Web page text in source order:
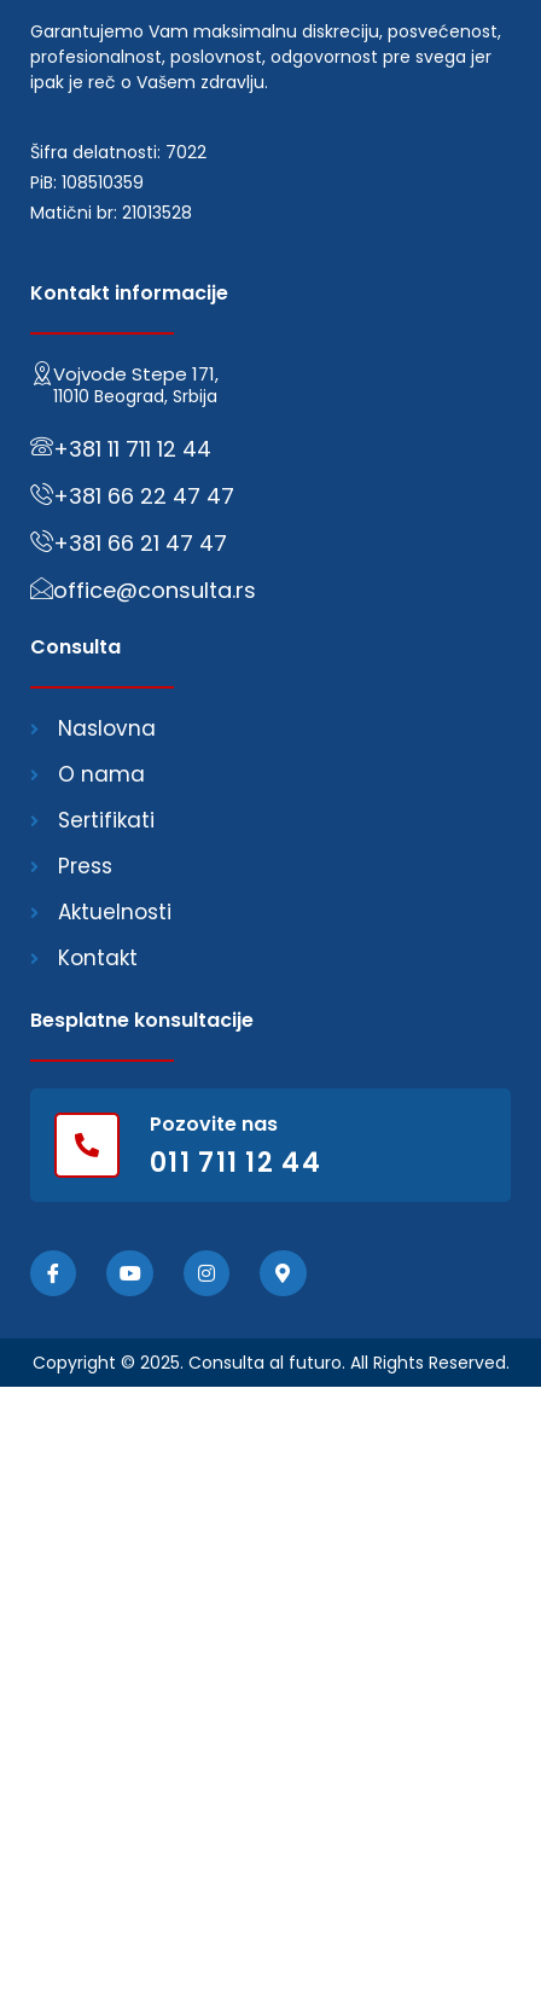
Garantujemo Vam maksimalnu diskreciju, posvećenost,
profesionalnost, poslovnost, odgovornost pre svega jer
ipak je reč o Vašem zdravlju.
Šifra delatnosti: 7022
PiB: 108510359
Matični br: 21013528
Kontakt informacije
Vojvode Stepe 171,
11010 Beograd, Srbija
+381 11 711 12 44
+381 66 22 47 47
+381 66 21 47 47
office@consulta.rs
Consulta
Naslovna
O nama
Sertifikati
Press
Aktuelnosti
Kontakt
Besplatne konsultacije
Pozovite nas
011 711 12 44
Copyright © 2025. Consulta al futuro. All Rights Reserved.